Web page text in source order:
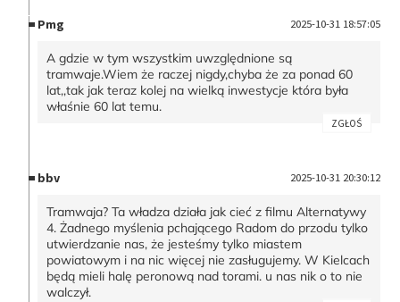
Pmg 2025-10-31 18:57:05
A gdzie w tym wszystkim uwzględnione są
tramwaje.Wiem że raczej nigdy,chyba że za ponad 60
lat,,tak jak teraz kolej na wielką inwestycje która była
właśnie 60 lat temu.
ZGŁOŚ
bbv 2025-10-31 20:30:12
Tramwaja? Ta władza działa jak cieć z filmu Alternatywy
4. Żadnego myślenia pchającego Radom do przodu tylko
utwierdzanie nas, że jesteśmy tylko miastem
powiatowym i na nic więcej nie zasługujemy. W Kielcach
będą mieli halę peronową nad torami. u nas nik o to nie
walczył.